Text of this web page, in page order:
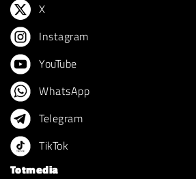
X
Instagram
YouTube
WhatsApp
Telegram
TikTok
Totmedia